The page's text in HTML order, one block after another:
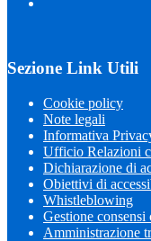
Sezione Link Utili
Cookie policy
Note legali
Informativa
Ufficio Relazioni
Dichiarazione di
Obiettivi di
Whistleblowing
Gestione consensi
Amministrazione